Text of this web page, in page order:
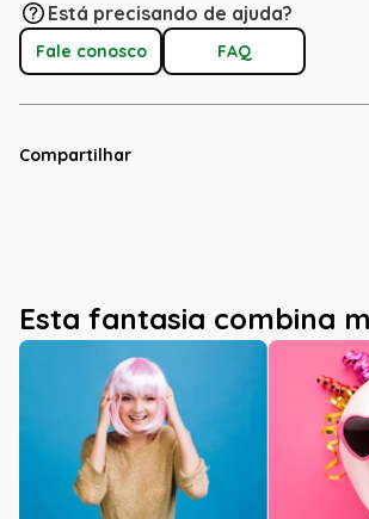
Está precisando de ajuda?
Fale conosco FAQ
Compartilhar
Esta fantasia combina